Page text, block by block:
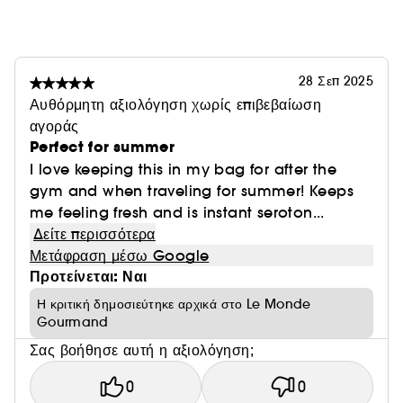
Vegan : Προϊόντα χωρίς συστατικά ζωικής
προέλευσης.
28 Σεπ 2025
Αυθόρμητη αξιολόγηση χωρίς επιβεβαίωση
αγοράς
Perfect for summer
I love keeping this in my bag for after the
gym and when traveling for summer! Keeps
me feeling fresh and is instant seroton...
Δείτε περισσότερα
Μετάφραση μέσω Google
Προτείνεται: Ναι
Η κριτική δημοσιεύτηκε αρχικά στο Le Monde
Gourmand
Σας βοήθησε αυτή η αξιολόγηση;
0 0